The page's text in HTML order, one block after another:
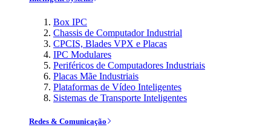
Box IPC
Chassis de Computador Industrial
CPCIS, Blades VPX e Placas
IPC Modulares
Periféricos de Computadores Industriais
Placas Mãe Industriais
Plataformas de Vídeo Inteligentes
Sistemas de Transporte Inteligentes
Redes & Comunicação